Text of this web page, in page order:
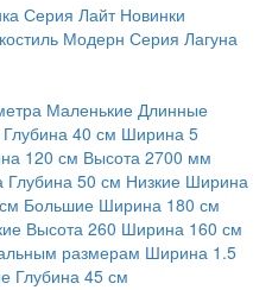
Серия Лайт Новинки
Модерн Серия Лагуна
Маленькие Длинные
Глубина 40 см Ширина 5
120 см Высота 2700 мм
Глубина 50 см Низкие Ширина
Большие Ширина 180 см
Высота 260 Ширина 160 см
размерам Ширина 1.5
Глубина 45 см